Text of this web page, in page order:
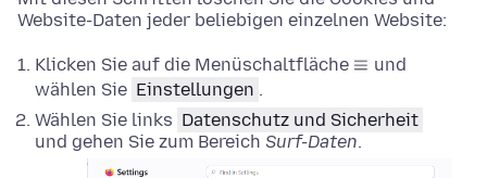
Website-Daten jeder beliebigen einzelnen Website:
Klicken Sie auf die Menüschaltfläche
und
wählen Sie Einstellungen .
Wählen Sie links Datenschutz und Sicherheit
und gehen Sie zum Bereich Surf-Daten.